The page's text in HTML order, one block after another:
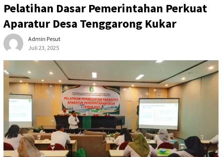
Pelatihan Dasar Pemerintahan Perkuat
Aparatur Desa Tenggarong Kukar
Admin Pesut
Juli 23, 2025